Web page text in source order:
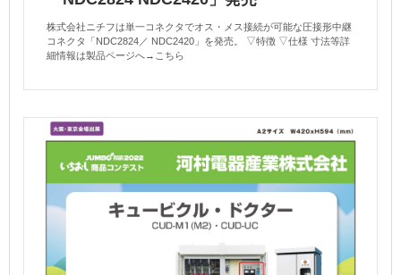
株式会社ニチフは単一コネクタでオス・メス接続が可能な圧接形中継
コネクタ「NDC2824／ NDC2420」を発売。 ▽特徴 ▽仕様 寸法等詳
細情報は製品ページへ→こちら